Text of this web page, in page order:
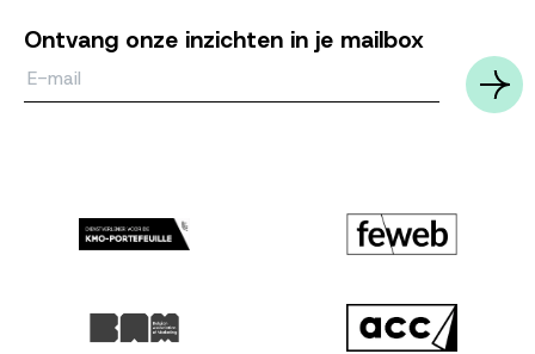
Ontvang onze inzichten in je mailbox